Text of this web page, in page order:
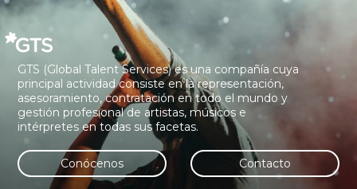
GTS (Global Talent Services) es una compañía cuya
principal actividad consiste en la representación,
asesoramiento, contratación en todo el mundo y
gestión profesional de artistas, músicos e
intérpretes en todas sus facetas.
Conócenos Contacto